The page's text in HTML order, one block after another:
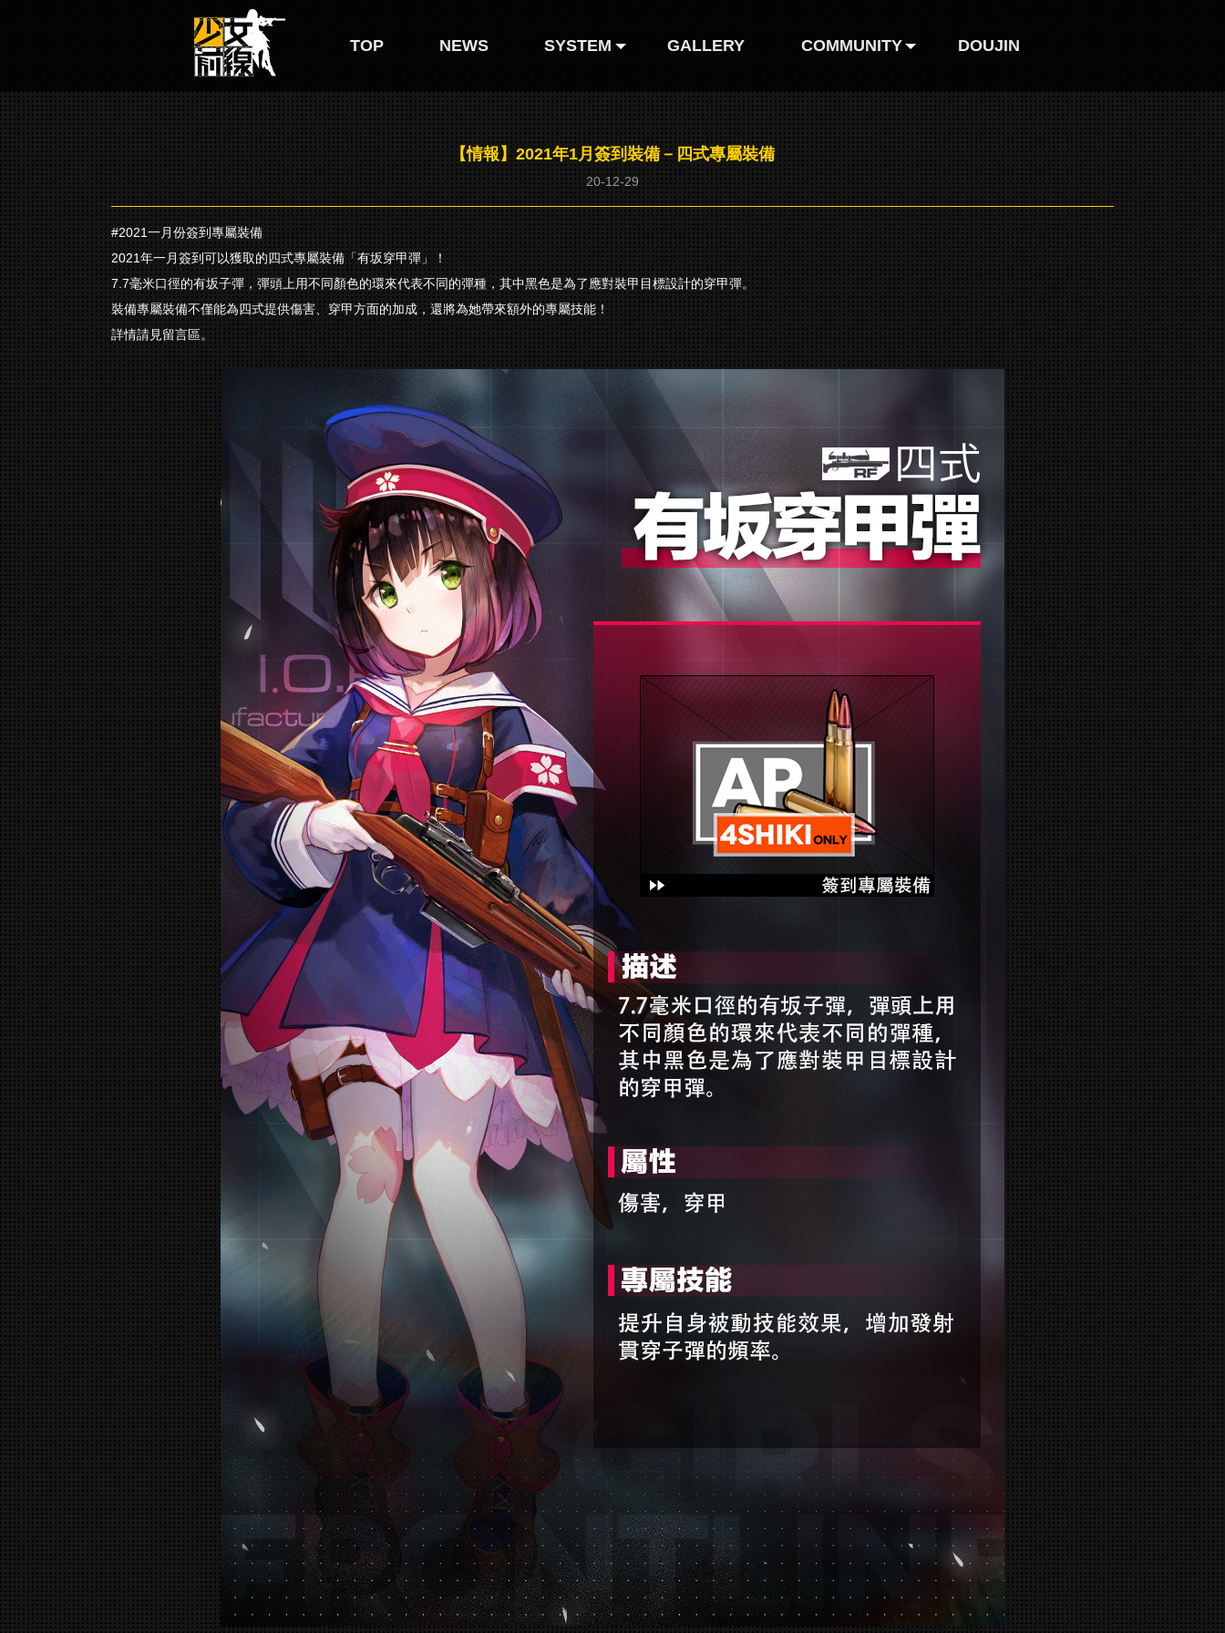
TOP NEWS SYSTEM
人形装扮
GALLERY COMMUNITY DOUJIN
【情報】2021年1月簽到裝備－四式專屬裝備
20-12-29
#2021一月份簽到專屬裝備
2021年一月簽到可以獲取的四式專屬裝備「有坂穿甲彈」！
7.7毫米口徑的有坂子彈，彈頭上用不同顏色的環來代表不同的彈種，其中黑色是為了應對裝甲目標設計的穿甲彈。
裝備專屬裝備不僅能為四式提供傷害、穿甲方面的加成，還將為她帶來額外的專屬技能！
詳情請見留言區。